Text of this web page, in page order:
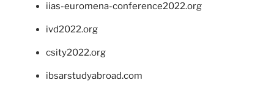
iias-euromena-conference2022.org
ivd2022.org
csity2022.org
ibsarstudyabroad.com